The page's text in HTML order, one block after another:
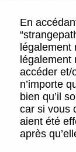
En
légalement
accéder et/
n’importe
bien qu’il
car si vous
aient été
après